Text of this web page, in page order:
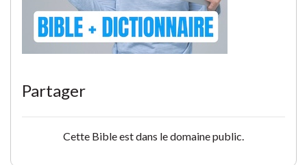
Partager
Cette Bible est dans le domaine public.